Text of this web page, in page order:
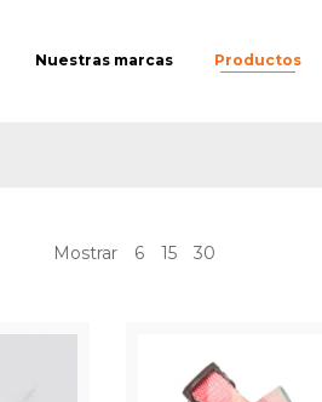
Nuestras marcas Productos
Mostrar 6 15 30